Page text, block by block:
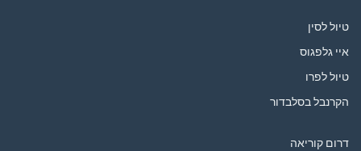
טיול לסין
איי גלפגוס
טיול לפרו
הקרנבל בסלבדור
דרום קוריאה